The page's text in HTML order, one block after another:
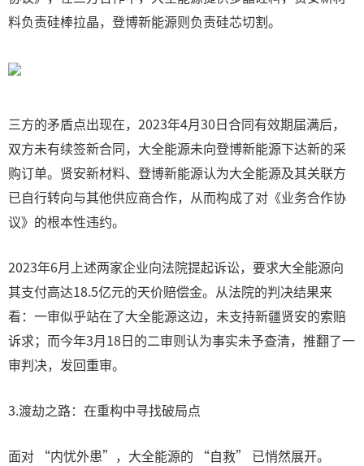
料负责硅棒拉晶，登博新能源则负责硅芯切割。
三方的矛盾点出现在，2023年4月30日合同有效期届满后，
双方未有续签新合同，大全能源未向登博新能源下达新的采
购订单。贤安新材料、登博新能源认为大全能源及其关联方
已自行转向与其他供应商合作，从而构成了对《业务合作协
议》的根本性违约。
2023年6月上述两家企业向法院提起诉讼，要求大全能源向
其支付高达18.5亿元的天价赔偿金。从法院的判决结果来
看：一审似乎站在了大全能源这边，未支持新疆贤安的索赔
诉求；而今年3月18日的二审则认为事实未予查清，推翻了一
审判决，发回重审。
3.渡劫之路：在重构中寻找破局点
面对 “内忧外患”，大全能源的 “自救” 已悄然展开。